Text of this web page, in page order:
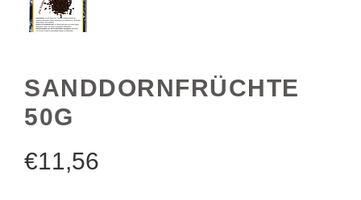
SANDDORNFRÜCHTE
50G
€11,56